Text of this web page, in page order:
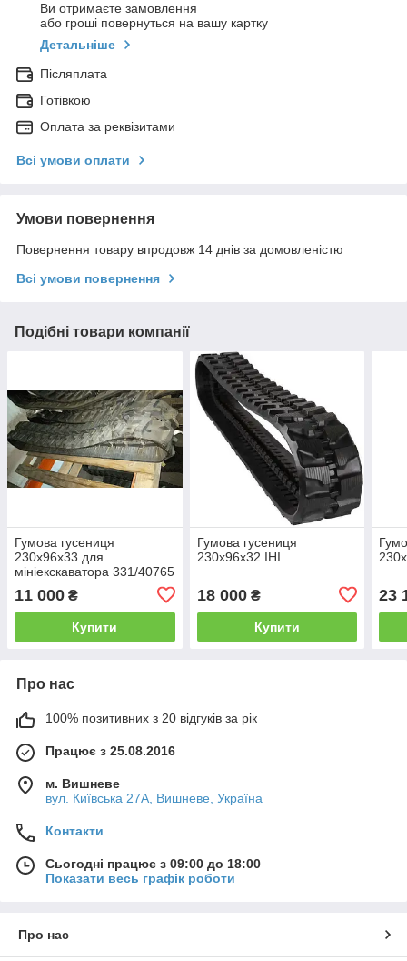
Ви отримаєте замовлення
або гроші повернуться на вашу картку
Детальніше
Післяплата
Готівкою
Оплата за реквізитами
Всі умови оплати
Умови повернення
Повернення товару впродовж 14 днів за домовленістю
Всі умови повернення
Подібні товари компанії
Гумова гусениця
230х96х33 для
мініекскаватора 331/40765
332/H9847
11 000 ₴
Купити
Гумова гусениця
230х96х32 IHI
18 000₴
Купити
23
Про нас
100% позитивних з 20 відгуків за рік
Працює з 25.08.2016
м. Вишневе
вул. Київська 27А, Вишневе, Україна
Контакти
Сьогодні працює з 09:00 до 18:00
Показати весь графік роботи
Про нас